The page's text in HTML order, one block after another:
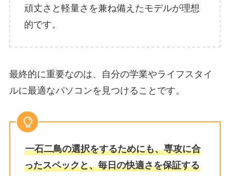
頑丈さと軽量さを兼ね備えたモデルが理想
的です。
最終的に重要なのは、自分の学業やライフスタイ
ルに最適なパソコンを見つけることです。
一石二鳥の選択をするためにも、専攻に合
ったスペックと、毎日の快適さを保証する